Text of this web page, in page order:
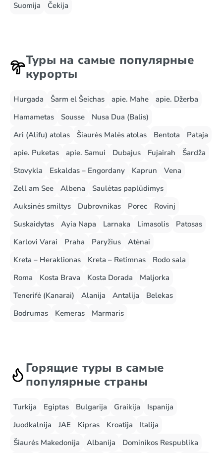
Suomija
Čekija
Туры на самые популярные
курорты
Hurgada Šarm el Šeichas apie. Mahe
apie. Džerba
Hamametas
Sousse
Nusa Dua (Balis)
Ari (Alifu) atolas
Šiaurės Malės atolas Bentota
Pataja
apie. Puketas
apie. Samui Dubajus Fujairah
Šardža
Stovykla
Eskaldas – Engordany Kaprun
Vena
Zell am See
Albena
Saulėtas paplūdimys
Auksinės smiltys
Dubrovnikas Porec
Rovinj
Suskaidytas
Ayia Napa Larnaka Limasolis
Patosas
Karlovi Varai
Praha Paryžius
Atėnai
Kreta – Heraklionas
Kreta – Retimnas
Rodo sala
Roma
Kosta Brava Kosta Dorada
Maljorka
Tenerifė (Kanarai)
Alanija Antalija
Belekas
Bodrumas
Kemeras Marmaris
Горящие туры в самые
популярные страны
Turkija Egiptas Bulgarija Graikija
Ispanija
Juodkalnija
JAE Kipras Kroatija
Italija
Šiaurės Makedonija
Albanija
Dominikos Respublika